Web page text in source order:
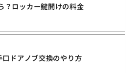
？ロッカー鍵開けの料金
口ドアノブ交換のやり方